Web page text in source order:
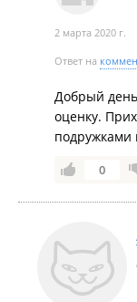
2 марта 2020 г.
Ответ на
Добрый
оценку.
подружками
0